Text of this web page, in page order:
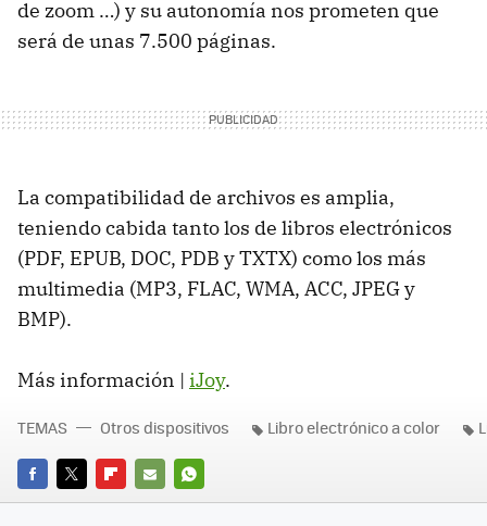
de zoom …) y su autonomía nos prometen que
será de unas 7.500 páginas.
La compatibilidad de archivos es amplia,
teniendo cabida tanto los de libros electrónicos
(PDF, EPUB, DOC, PDB yTXTX) como los más
multimedia (MP3, FLAC, WMA, ACC, JPEGy
BMP).
Más información | iJoy.
FACEBOOK
TWITTERFLIPBOARD
E-
WHATSAPP
TEMAS Otros dispositivos Libro electrónico a color